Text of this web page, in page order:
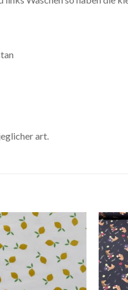
art.
Auf die
Wunschliste